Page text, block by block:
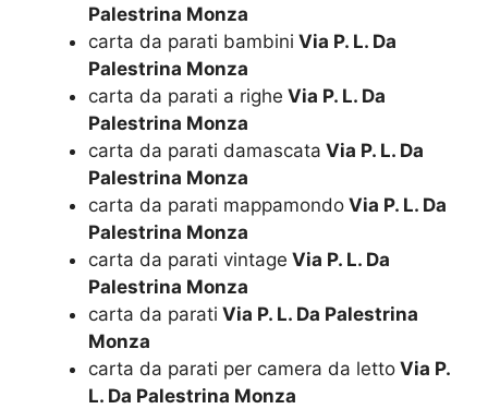
Palestrina Monza
carta da parati bambini Via P. L. Da
Palestrina Monza
carta da parati a righe Via P. L. Da
Palestrina Monza
carta da parati damascata Via P. L. Da
Palestrina Monza
carta da parati mappamondo Via P. L. Da
Palestrina Monza
carta da parati vintage Via P. L. Da
Palestrina Monza
carta da parati Via P. L. Da Palestrina
Monza
carta da parati per camera da letto Via P.
L. Da Palestrina Monza